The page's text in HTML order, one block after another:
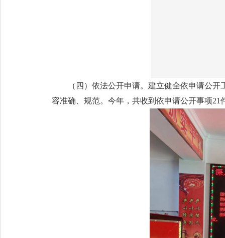
（四）依法公开申请。建立健全依申请公
容准确、规范。今年，共收到依申请公开事项